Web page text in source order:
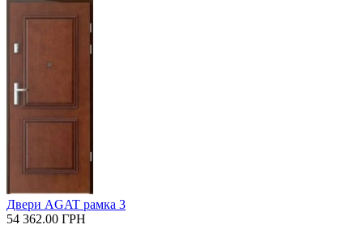
Двери AGAT рамка 3
54 362.00 ГРН